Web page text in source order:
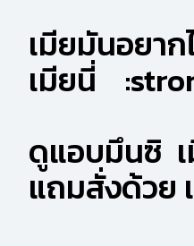
เมียมันอยา
เมียนี่
ดูแอบมึนซิ เ
แถมสั่งด้วย